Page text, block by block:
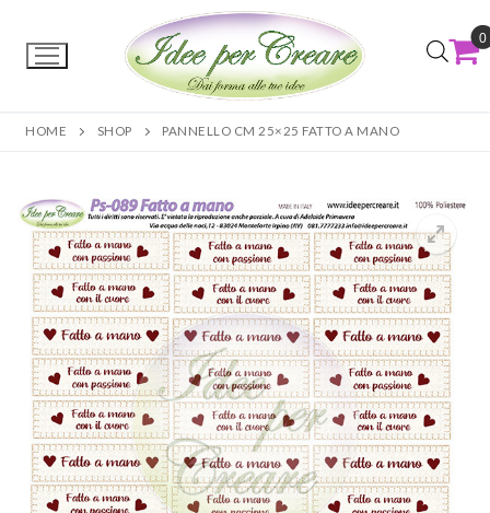
0
HOME SHOP PANNELLO CM 25×25 FATTO A MANO